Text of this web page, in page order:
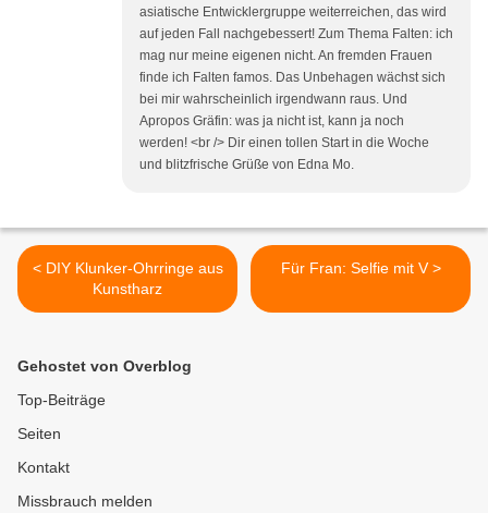
asiatische Entwicklergruppe weiterreichen, das wird
auf jeden Fall nachgebessert! Zum Thema Falten: ich
mag nur meine eigenen nicht. An fremden Frauen
finde ich Falten famos. Das Unbehagen wächst sich
bei mir wahrscheinlich irgendwann raus. Und
Apropos Gräfin: was ja nicht ist, kann ja noch
werden! <br /> Dir einen tollen Start in die Woche
und blitzfrische Grüße von Edna Mo.
< DIY Klunker-Ohrringe aus
Kunstharz
Für Fran: Selfie mit V >
Gehostet von Overblog
Top-Beiträge
Seiten
Kontakt
Missbrauch melden